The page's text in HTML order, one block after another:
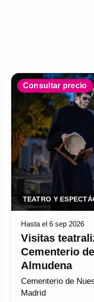
Consultar precio
TEATRO Y
Hasta el 6 sep 2026
Visitas
Cementerio
Almudena
Cementerio de
Madrid